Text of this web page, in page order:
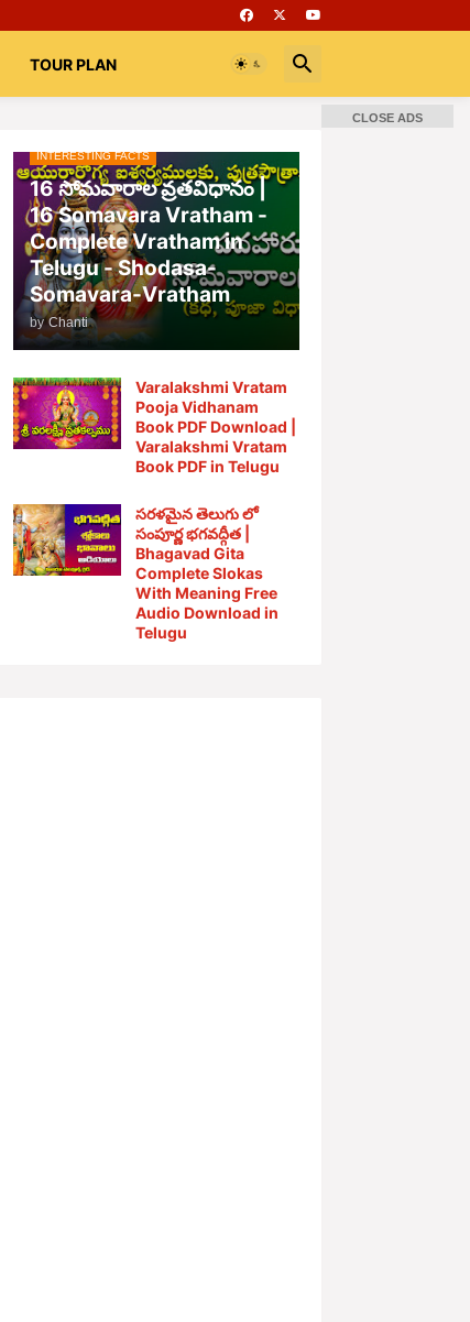
TOUR PLAN
📚 Books Rooms భగవద్గీత
INTERESTING FACTS
16 సోమవారాల వ్రతవిధానం |
16 Somavara Vratham -
Complete Vratham in
Telugu - Shodasa-
Somavara-Vratham
by Chanti
Varalakshmi Vratam
Pooja Vidhanam
Book PDF Download |
Varalakshmi Vratam
Book PDF in Telugu
సరళమైన తెలుగు లో
సంపూర్ణ భగవద్గీత |
Bhagavad Gita
Complete Slokas
With Meaning Free
Audio Download in
Telugu
CLOSE ADS